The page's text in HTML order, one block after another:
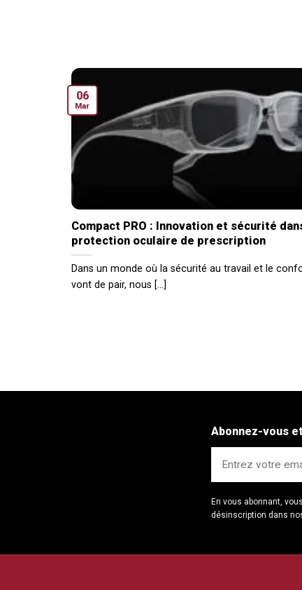
Compact PRO : Innovation et sécurité
protection oculaire de prescription
Dans un monde où la sécurité au travail et le
vont de pair, nous [...]
06
Mar
Abonnez-vous
En vous abonnant,
désinscription dans